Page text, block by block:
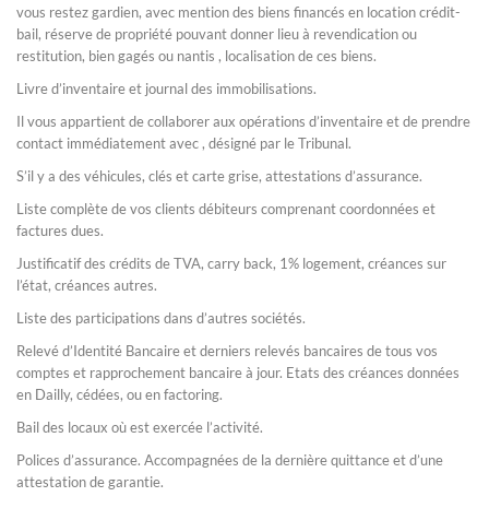
vous restez gardien, avec mention des biens financés en location crédit-
bail, réserve de propriété pouvant donner lieu à revendication ou
restitution, bien gagés ou nantis , localisation de ces biens.
Livre d’inventaire et journal des immobilisations.
Il vous appartient de collaborer aux opérations d’inventaire et de prendre
contact immédiatement avec , désigné par le Tribunal.
S’il y a des véhicules, clés et carte grise, attestations d’assurance.
Liste complète de vos clients débiteurs comprenant coordonnées et
factures dues.
Justificatif des crédits de TVA, carry back, 1% logement, créances sur
l’état, créances autres.
Liste des participations dans d’autres sociétés.
Relevé d’Identité Bancaire et derniers relevés bancaires de tous vos
comptes et rapprochement bancaire à jour. Etats des créances données
en Dailly, cédées, ou en factoring.
Bail des locaux où est exercée l’activité.
Polices d’assurance. Accompagnées de la dernière quittance et d’une
attestation de garantie.